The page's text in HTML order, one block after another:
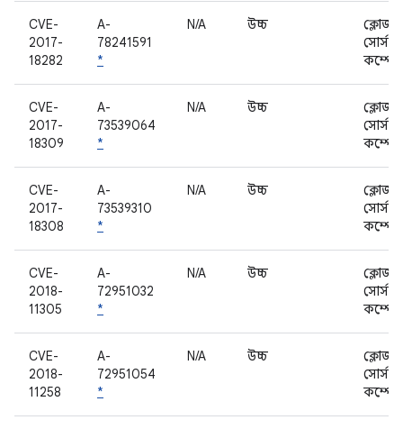
CVE-
2017-
18282
A-
78241591
*
N/A উচ্চ
ক্লোজড
সোর্স
CVE-
2017-
18309
A-
73539064
*
N/A উচ্চ
ক্লোজড
সোর্স
CVE-
2017-
18308
A-
73539310
*
N/A উচ্চ
ক্লোজড
সোর্স
CVE-
2018-
11305
A-
72951032
*
N/A উচ্চ
ক্লোজড
সোর্স
CVE-
2018-
11258
A-
72951054
*
N/A উচ্চ
ক্লোজড
সোর্স